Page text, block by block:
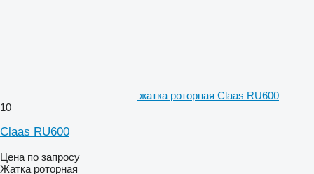
жатка роторная Claas RU600
10
Claas RU600
Цена по запросу
Жатка роторная